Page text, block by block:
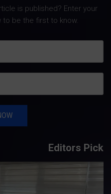
is published? Enter your
to be the first to know.
Editors Pick